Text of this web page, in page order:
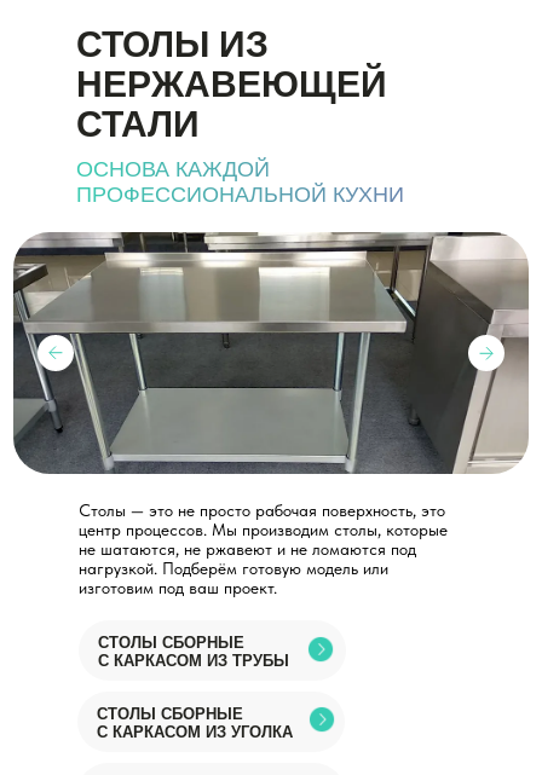
ОСНОВА КАЖДОЙ
ПРОФЕССИОНАЛЬНОЙ КУХНИ
СТОЛЫ ИЗ
НЕРЖАВЕЮЩЕЙ
СТАЛИ
Столы — это не просто рабочая поверхность, это
центр процессов. Мы производим столы, которые
не шатаются, не ржавеют и не ломаются под
нагрузкой. Подберём готовую модель или
изготовим под ваш проект.
СТОЛЫ СБОРНЫЕ
С КАРКАСОМ ИЗ УГОЛКА
СТОЛЫ СБОРНЫЕ
С КАРКАСОМ ИЗ ТРУБЫ